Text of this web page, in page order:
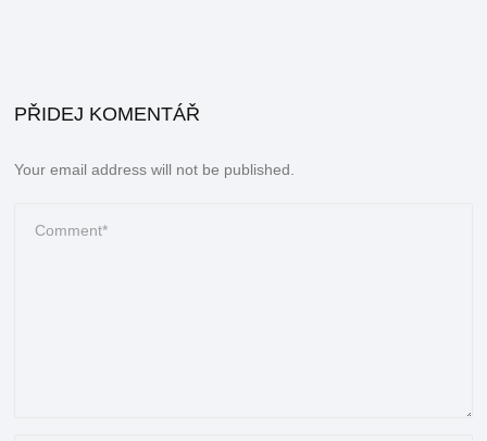
PŘIDEJ KOMENTÁŘ
Your email address will not be published.